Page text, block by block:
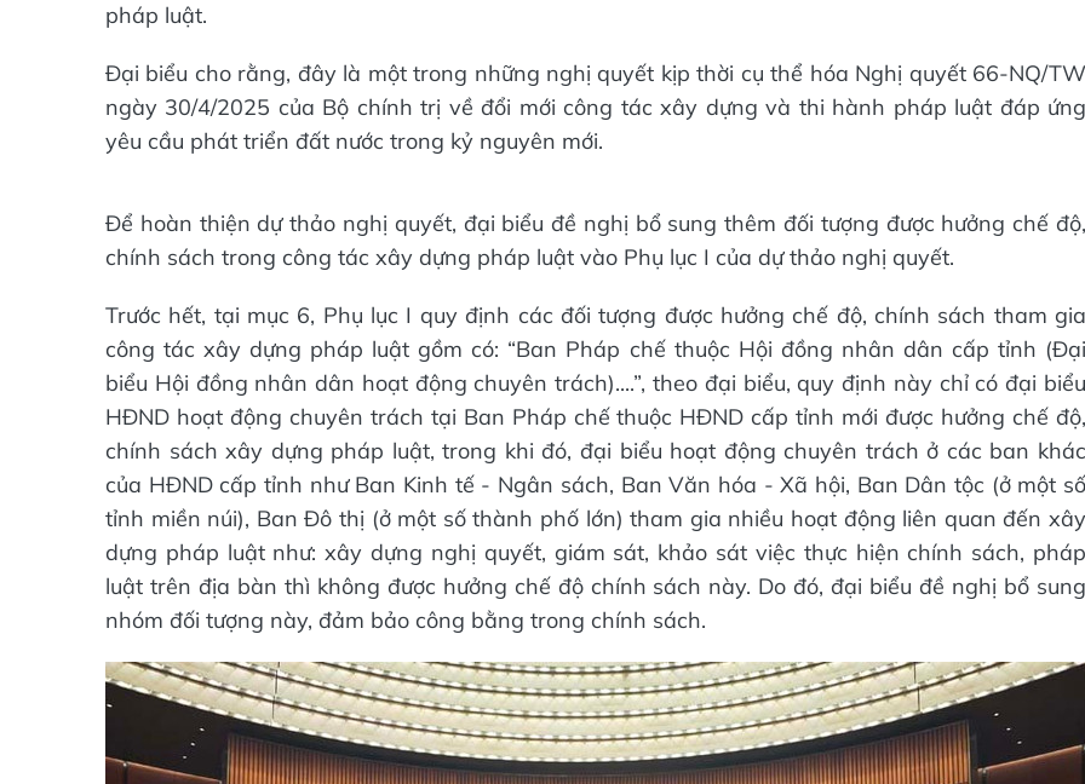
pháp luật.
Đại biểu cho rằng, đây là một trong những nghị quyết kịp thời cụ thể hóa Nghị quyết 66-NQ/TW
ngày 30/4/2025 của Bộ chính trị về đổi mới công tác xây dựng và thi hành pháp luật đáp ứng
yêu cầu phát triển đất nước trong kỷ nguyên mới.
Để hoàn thiện dự thảo nghị quyết, đại biểu đề nghị bổ sung thêm đối tượng được hưởng chế độ,
chính sách trong công tác xây dựng pháp luật vào Phụ lục I của dự thảo nghị quyết.
Trước hết, tại mục 6, Phụ lục I quy định các đối tượng được hưởng chế độ, chính sách tham gia
công tác xây dựng pháp luật gồm có: “Ban Pháp chế thuộc Hội đồng nhân dân cấp tỉnh (Đại
biểu Hội đồng nhân dân hoạt động chuyên trách)....”, theo đại biểu, quy định này chỉ có đại biểu
HĐND hoạt động chuyên trách tại Ban Pháp chế thuộc HĐND cấp tỉnh mới được hưởng chế độ,
chính sách xây dựng pháp luật, trong khi đó, đại biểu hoạt động chuyên trách ở các ban khác
của HĐND cấp tỉnh như Ban Kinh tế - Ngân sách, Ban Văn hóa - Xã hội, Ban Dân tộc (ở một số
tỉnh miền núi), Ban Đô thị (ở một số thành phố lớn) tham gia nhiều hoạt động liên quan đến xây
dựng pháp luật như: xây dựng nghị quyết, giám sát, khảo sát việc thực hiện chính sách, pháp
luật trên địa bàn thì không được hưởng chế độ chính sách này. Do đó, đại biểu đề nghị bổ sung
nhóm đối tượng này, đảm bảo công bằng trong chính sách.